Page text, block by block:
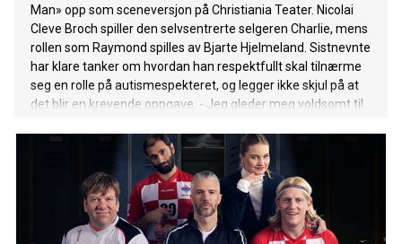
Man» opp som sceneversjon på Christiania Teater. Nicolai
Cleve Broch spiller den selvsentrerte selgeren Charlie, mens
rollen som Raymond spilles av Bjarte Hjelmeland. Sistnevnte
har klare tanker om hvordan han respektfullt skal tilnærme
seg en rolle på autismespekteret, og legger ikke skjul på at
det blir en krevende oppgave. - Jeg gleder meg voldsomt til
innimellom trenger å ha fingrene ned i noe som krever litt
mer indre liv og menneskeforståelse, sier Hjelmeland.